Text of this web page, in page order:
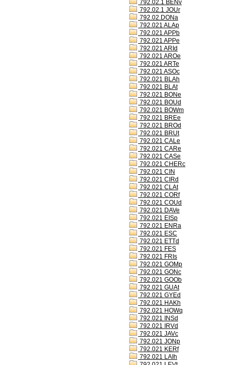
792.02.1 BENv
792.02.1 JOUr
792.02.DONa
792.021 ALAp
792.021 APPb
792.021 APPe
792.021 ARId
792.021 AROe
792.021 ARTe
792.021 ASOc
792.021 BLAh
792.021 BLAt
792.021 BONe
792.021 BOUd
792.021 BOWm
792.021 BREe
792.021 BROd
792.021 BRUt
792.021 CALe
792.021 CARe
792.021 CASe
792.021 CHERc
792.021 CIN
792.021 CIRd
792.021 CLAt
792.021 CORf
792.021 COUd
792.021 DAVe
792.021 EISp
792.021 ENRa
792.021 ESC
792.021 ETTd
792.021 FES
792.021 FRIs
792.021 GOMp
792.021 GONc
792.021 GOOb
792.021 GUAt
792.021 GYEd
792.021 HAKh
792.021 HOWq
792.021 INSd
792.021 IRVd
792.021 JAVc
792.021 JONp
792.021 KERf
792.021 LAIh